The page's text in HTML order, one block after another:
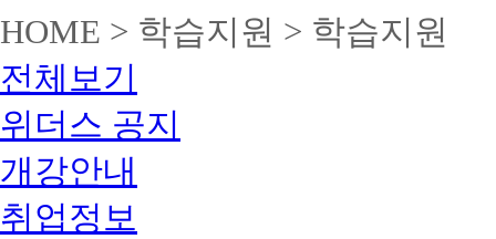
HOME > 학습지원 > 학습지원
전체보기
위더스 공지
개강안내
취업정보